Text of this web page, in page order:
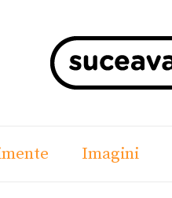
Imagini